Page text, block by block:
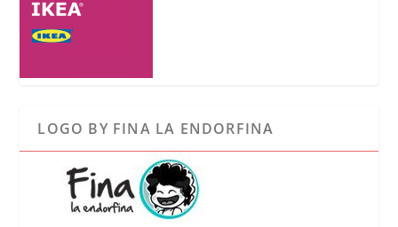
LOGO BY FINA LA ENDORFINA